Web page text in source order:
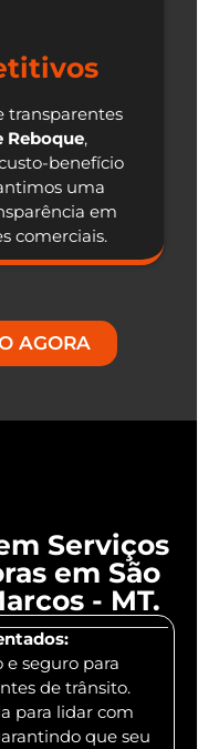
transparentes
Reboque,
benefício
uma
em
comerciais.
AGORA
Serviços
em São
- MT.
seguro para
de trânsito.
para lidar com
que seu